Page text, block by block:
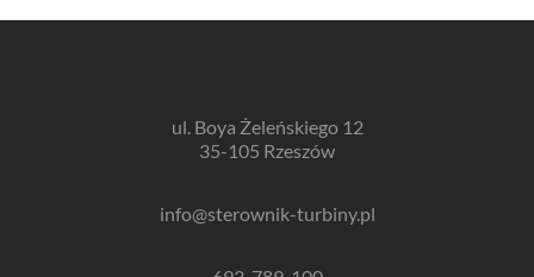
ul. Boya Żeleńskiego 12
35-105 Rzeszów
info@sterownik-turbiny.pl